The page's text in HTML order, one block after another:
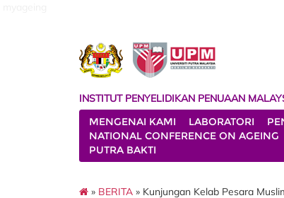
INSTITUT PENYELIDIKAN PENUAAN
MENGENAI KAMI
LABORATORI
NATIONAL CONFERENCE ON AGEING
PUTRA BAKTI
» BERITA » Kunjungan Kelab Pesara